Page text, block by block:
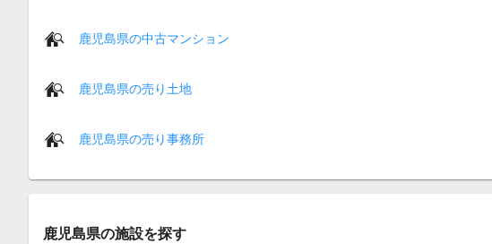
鹿児島県の中古マンション
鹿児島県の売り土地
鹿児島県の売り事務所
鹿児島県の施設を探す